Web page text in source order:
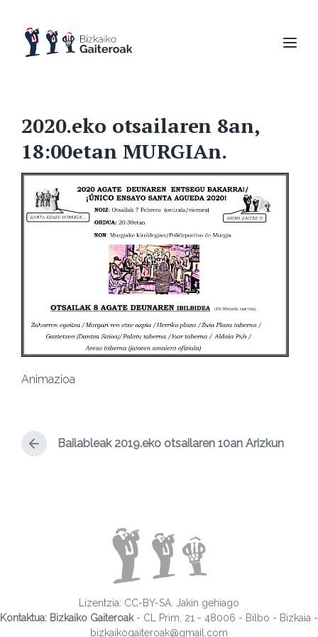
2020.eko otsailaren 8an,
18:00etan MURGIAn.
Animazioa
Bailableak 2019.eko otsailaren 10an Arizkun
Lizentzia: CC-BY-SA. Jakin gehiago
Kontaktua: Bizkaiko Gaiteroak- CL Prim, 21 - 48006 - Bilbo - Bizkaia -
bizkaikogaiteroak@gmail.com